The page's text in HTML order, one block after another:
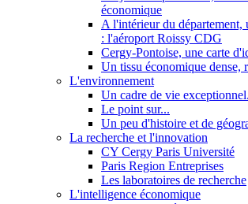
économique
A l'intérieur du département,
: l'aéroport Roissy CDG
Cergy-Pontoise, une carte
Un tissu économique dense,
L'environnement
Un cadre de vie
Le point sur...
Un peu d'histoire et de
La recherche et l'innovation
CY Cergy Paris Université
Paris Region Entreprises
Les laboratoires de recherche
L'intelligence économique